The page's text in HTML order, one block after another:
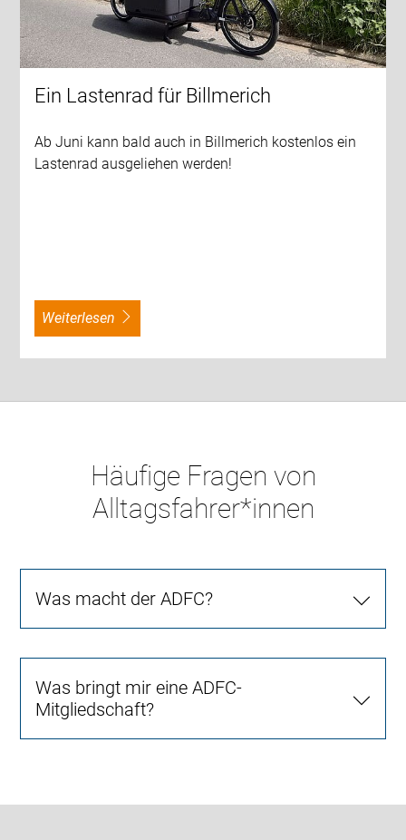
Ein Lastenrad für Billmerich
Ab Juni kann bald auch in Billmerich kostenlos ein
Lastenrad ausgeliehen werden!
weiterlesen
Häufige Fragen von
Alltagsfahrer*innen
Was macht der ADFC?
Was bringt mir eine ADFC-
Mitgliedschaft?